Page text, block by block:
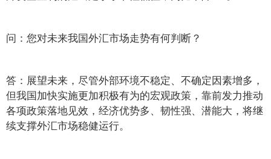
问：您对未来我国外汇市场走势有何判断？
答：展望未来，尽管外部环境不稳定、不确定因素增多，
但我国加快实施更加积极有为的宏观政策，靠前发力推动
各项政策落地见效，经济优势多、韧性强、潜能大，将继
续支撑外汇市场稳健运行。